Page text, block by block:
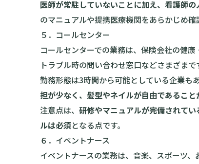
医師が常駐していないことに加え、看護師
のマニュアルや提携医療機関をあらかじめ確
５．コールセンター
コールセンターでの業務は、保険会社の健
トラブル時の問い合わせ窓口などさまざまで
勤務形態は3時間から可能としている企業も
担が少なく、髪型やネイルが自由であること
注意点は、 研修やマニュアルが完備されて
ルは必須となる点です。
６．イベントナース
イベントナースの業務は、音楽、スポーツ